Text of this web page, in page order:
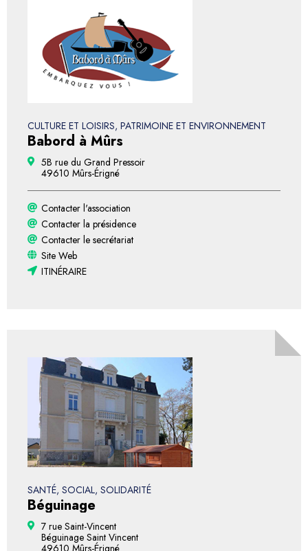
CULTURE ET LOISIRS, PATRIMOINE ET ENVIRONNEMENT
Babord à Mûrs
5B rue du Grand Pressoir
49610 Mûrs-Érigné
Contacter l'association
Contacter la présidence
Contacter le secrétariat
Site Web
ITINÉRAIRE
SANTÉ, SOCIAL, SOLIDARITÉ
Béguinage
7 rue Saint-Vincent
Béguinage Saint Vincent